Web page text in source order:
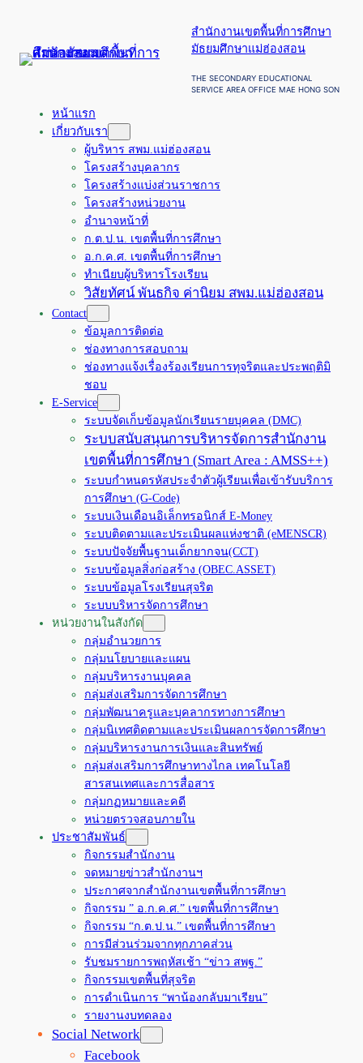
สำนักงานเขตพื้นที่การศึกษา
มัธยมศึกษาแม่ฮ่องสอน
THE SECONDARY EDUCATIONAL
SERVICE AREA OFFICE MAE HONG SON
หน้าแรก
เกี่ยวกับเรา
ผู้บริหาร สพม.แม่ฮ่องสอน
โครงสร้างบุคลากร
โครงสร้างแบ่งส่วนราชการ
โครงสร้างหน่วยงาน
อำนาจหน้าที่
ก.ต.ป.น. เขตพื้นที่การศึกษา
อ.ก.ค.ศ. เขตพื้นที่การศึกษา
ทำเนียบผู้บริหารโรงเรียน
วิสัยทัศน์ พันธกิจ ค่านิยม สพม.แม่ฮ่องสอน
Contact
ข้อมูลการติดต่อ
ช่องทางการสอบถาม
ช่องทางแจ้งเรื่องร้องเรียนการทุจริตและประพฤติมิ
ชอบ
E-Service
ระบบจัดเก็บข้อมูลนักเรียนรายบุคคล (DMC)
ระบบสนับสนุนการบริหารจัดการสำนักงาน
เขตพื้นที่การศึกษา (Smart Area : AMSS++)
ระบบกำหนดรหัสประจำตัวผู้เรียนเพื่อเข้ารับบริการ
การศึกษา (G-Code)
ระบบเงินเดือนอิเล็กทรอนิกส์ E-Money
ระบบติดตามและประเมินผลแห่งชาติ (eMENSCR)
ระบบปัจจัยพื้นฐานเด็กยากจน(CCT)
ระบบข้อมูลสิ่งก่อสร้าง (OBEC.ASSET)
ระบบข้อมูลโรงเรียนสุจริต
ระบบบริหารจัดการศึกษา
หน่วยงานในสังกัด
กลุ่มอำนวยการ
กลุ่มนโยบายและแผน
กลุ่มบริหารงานบุคคล
กลุ่มส่งเสริมการจัดการศึกษา
กลุ่มพัฒนาครูและบุคลากรทางการศึกษา
กลุ่มนิเทศติดตามและประเมินผลการจัดการศึกษา
กลุ่มบริหารงานการเงินและสินทรัพย์
กลุ่มส่งเสริมการศึกษาทางไกล เทคโนโลยี
สารสนเทศและการสื่อสาร
กลุ่มกฏหมายและคดี
หน่วยตรวจสอบภายใน
ประชาสัมพันธ์
กิจกรรมสำนักงาน
จดหมายข่าวสำนักงานฯ
ประกาศจากสำนักงานเขตพื้นที่การศึกษา
กิจกรรม ” อ.ก.ค.ศ.” เขตพื้นที่การศึกษา
กิจกรรม “ก.ต.ป.น.” เขตพื้นที่การศึกษา
การมีส่วนร่วมจากทุกภาคส่วน
รับชมรายการพฤหัสเช้า “ข่าว สพฐ.”
กิจกรรมเขตพื้นที่สุจริต
การดำเนินการ “พาน้องกลับมาเรียน”
รายงานงบทดลอง
Social Network
Facebook